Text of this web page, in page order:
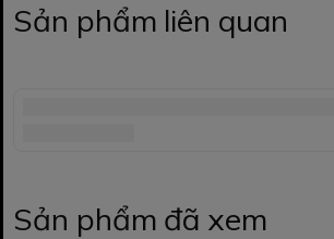
Sản phẩm liên quan
Sản phẩm đã xem